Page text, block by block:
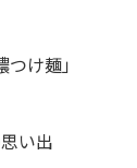
け麺」
い出